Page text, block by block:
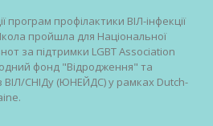
профілактики ВІЛ-інфекції
пройшла для Національної
за підтримки LGBT Association
фонд "Відродження" та
ВІЛ/СНІДу (ЮНЕЙДС) у рамках Dutch-